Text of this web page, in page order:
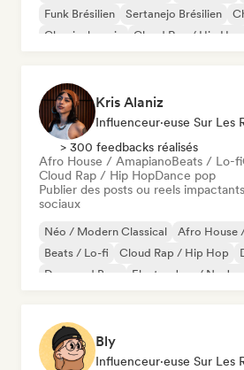
Funk Brésilien
Sertanejo Brésilien
Classical music
Cloud Rap / Hip Hop
Kris Alaniz
Influenceur·euse Sur Les
> 300 feedbacks réalisés
Afro House / AmapianoBeats / Lo-fi
Cloud Rap / Hip HopDance pop
Publier des posts ou reels
sociaux
Néo / Modern Classical
Afro House
Beats / Lo-fi
Cloud Rap / Hip Hop
Drum and Bass
Electro Jazz / Nu Jazz
Bly
Influenceur·euse Sur Les